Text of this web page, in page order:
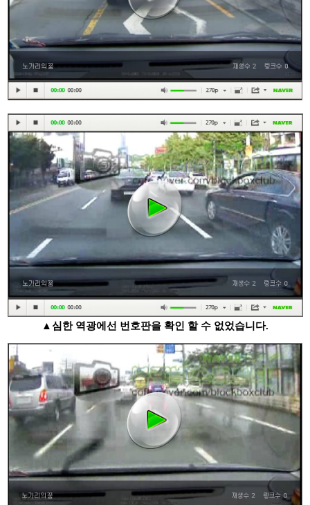
▲심한 역광에선 번호판을 확인 할 수 없었습니다.